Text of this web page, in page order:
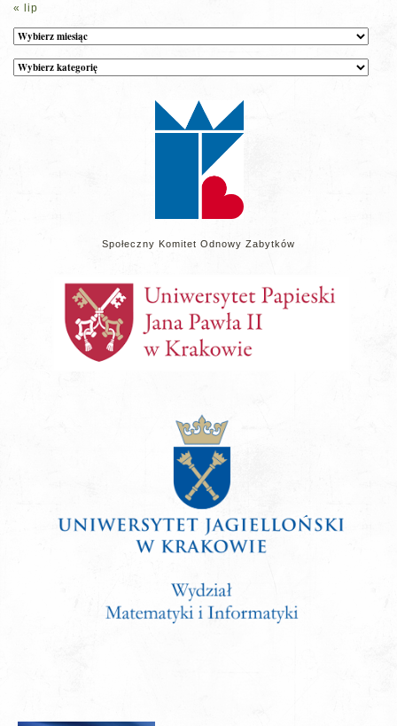
« lip
Archiwum
Kategorie
wpisów
Społeczny Komitet Odnowy Zabytków